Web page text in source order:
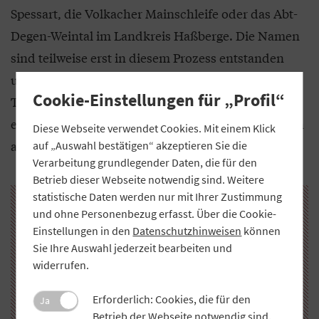
Spessart, die Volkacher Mainschleife oder das Abt-
Degen-Weintal im Landkreis Haßberge. Die Namen
sind teilweise erst in diesem Prozess entstanden
und werden nun von den örtlichen
Tourismusorganisationen mit Leben gefüllt. Das ist
ein sehr schönes Beispiel dafür, dass wir in Franken
an einem Strang ziehen.
Cookie-Einstellungen für „Profil“
Diese Webseite verwendet Cookies. Mit einem Klick
auf „Auswahl bestätigen“ akzeptieren Sie die
Verarbeitung grundlegender Daten, die für den
Betrieb dieser Webseite notwendig sind. Weitere
statistische Daten werden nur mit Ihrer Zustimmung
und ohne Personenbezug erfasst. Über die Cookie-
Einstellungen in den Datenschutzhinweisen können
Sie Ihre Auswahl jederzeit bearbeiten und
widerrufen.
Ja
Erforderlich: Cookies, die für den
Betrieb der Webseite notwendig sind.